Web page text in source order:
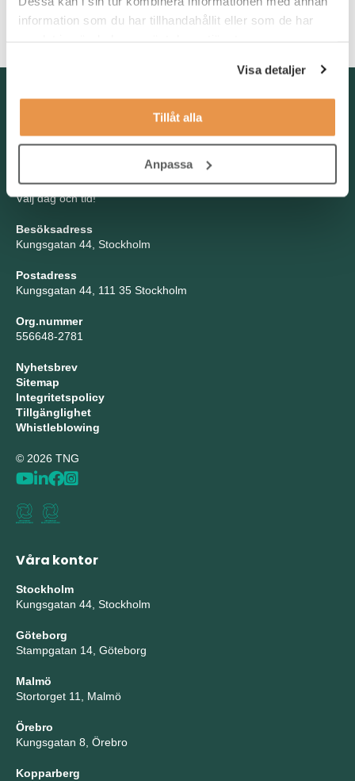
information som du har tillhandahållit eller som de har
Visa detaljer
Tillåt alla
Anpassa
svenska och engelska väl, både i tal och skrift.
info@tng.se
Boka möte
Välj dag och tid!
Besöksadress
Kungsgatan 44, Stockholm
Postadress
Kungsgatan 44, 111 35 Stockholm
Org.nummer
556648-2781
Nyhetsbrev
Sitemap
Integritetspolicy
Tillgänglighet
Whistleblowing
© 2026 TNG
Våra kontor
Stockholm
Kungsgatan 44, Stockholm
Göteborg
Stampgatan 14, Göteborg
Malmö
Stortorget 11, Malmö
Örebro
Kungsgatan 8, Örebro
Kopparberg